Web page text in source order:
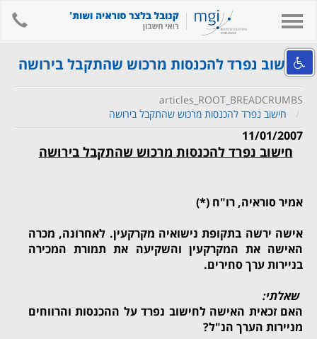
Toggle
אודות המשרד
השירותים שלנו
מידע מקצועי ומאמרים
קישורים
לאתר המשרד
חיפוש
English
חישוב נפרד להכנסות מרכוש שהתקבל בירושה
articles_ROOT_BREADCRUMBS
חישוב נפרד להכנסות מרכוש שהתקבל בירושה
11/01/2007
חישוב נפרד להכנסות מרכוש שהתקבל בירושה
אמיר סוראיה, רו"ח (*)
אישה ירשה בתקופת נישואיה מקרקעין. לאחרונה, מכרה
האישה את המקרקעין והשקיעה את תמורת המכירה
בניירות ערך סחירים.
שאלתי:
האם זכאית האישה לחישוב נפרד על ההכנסות והרווחים
מניירות הערך הנ"ל?